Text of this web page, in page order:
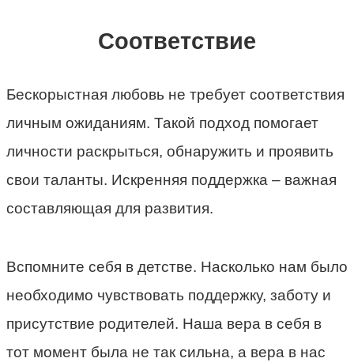
Соответствие
Бескорыстная любовь не требует соответствия
личным ожиданиям. Такой подход помогает
личности раскрыться, обнаружить и проявить
свои таланты. Искренняя поддержка – важная
составляющая для развития.
Вспомните себя в детстве. Насколько нам было
необходимо чувствовать поддержку, заботу и
присутствие родителей. Наша вера в себя в
тот момент была не так сильна, а вера в нас